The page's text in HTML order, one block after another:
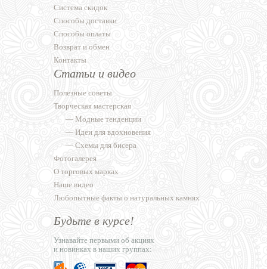
Система скидок
Способы доставки
Способы оплаты
Возврат и обмен
Контакты
Статьи и видео
Полезные советы
Творческая мастерская
— Модные тенденции
— Идеи для вдохновения
— Схемы для бисера
Фотогалерея
О торговых марках
Наше видео
Любопытные факты о натуральных камнях
Будьте в курсе!
Узнавайте первыми об акциях
и новинках в наших группах: